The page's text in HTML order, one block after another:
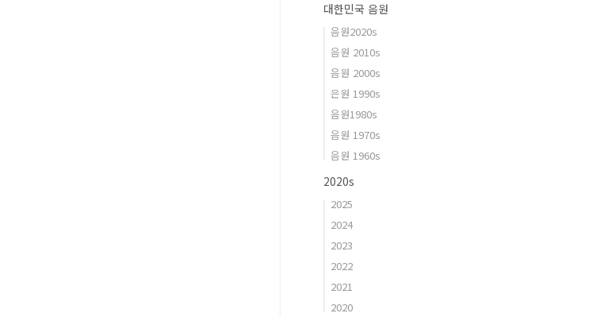
대한민국 음원
음원2020s
음원 2010s
음원 2000s
은원 1990s
음원1980s
음원 1970s
음원 1960s
2020s
2025
2024
2023
2022
2021
2020